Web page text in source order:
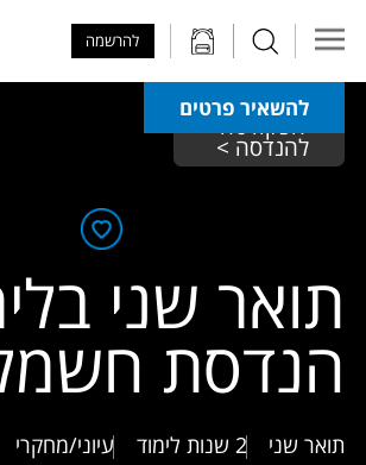
להרשמה
להשאיר פרטים
הפקולטה
להנדסה >
תואר שני
הנדסת
תואר שני 2 שנות לימוד עיוני/מחקרי